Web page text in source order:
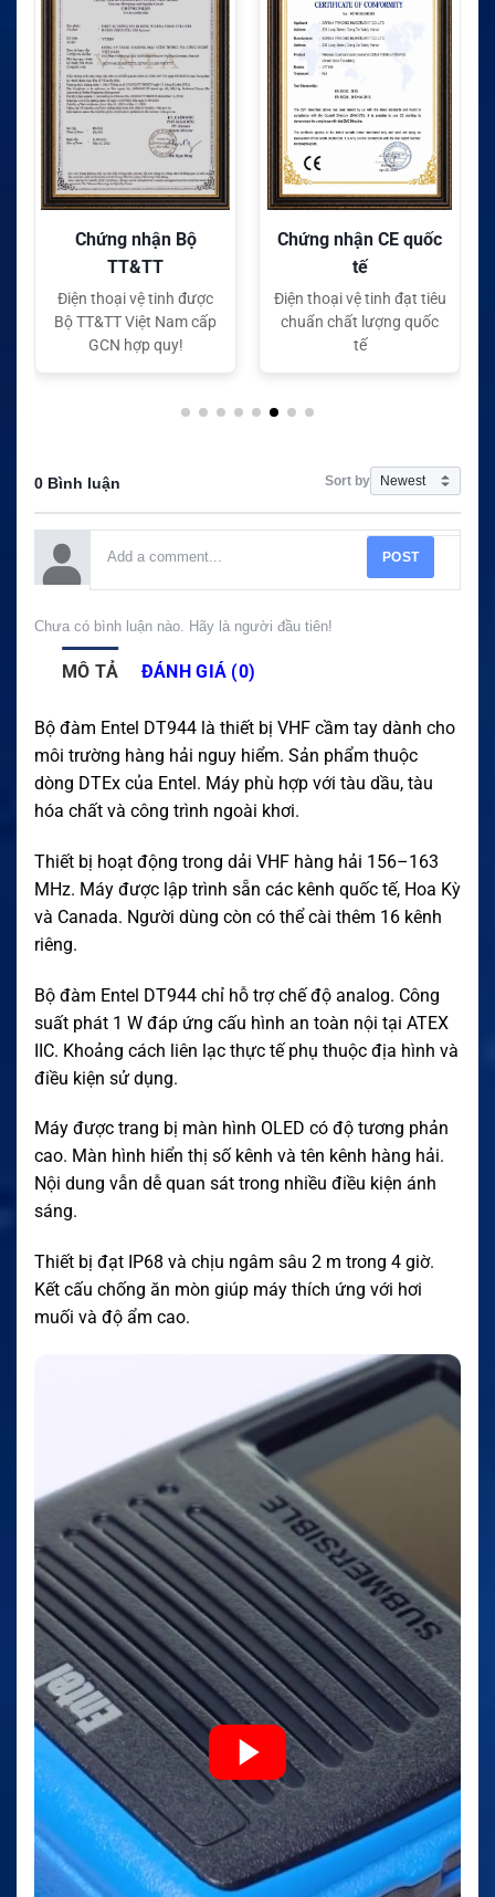
Chứng nhận CE quốc
Điện thoại vệ tinh đạt tiêu
chuẩn chất lượng quốc
tế
Chứng nhận FC quốc
Điện thoại vệ tinh đạt tiêu
chuẩn chất lượng quốc
0 Bình luận Sort by
POST
Chưa có bình luận nào. Hãy là người đầu tiên!
MÔ TẢ ĐÁNH GIÁ (0)
Bộ đàm Entel DT944 là thiết bị VHF cầm tay dành cho
môi trường hàng hải nguy hiểm. Sản phẩm thuộc
dòng DTEx của Entel. Máy phù hợp với tàu dầu, tàu
hóa chất và công trình ngoài khơi.
Thiết bị hoạt động trong dải VHF hàng hải 156–163
MHz. Máy được lập trình sẵn các kênh quốc tế, Hoa Kỳ
và Canada. Người dùng còn có thể cài thêm 16 kênh
riêng.
Bộ đàm Entel DT944 chỉ hỗ trợ chế độ analog. Công
suất phát 1 W đáp ứng cấu hình an toàn nội tại ATEX
IIC. Khoảng cách liên lạc thực tế phụ thuộc địa hình và
điều kiện sử dụng.
Máy được trang bị màn hình OLED có độ tương phản
cao. Màn hình hiển thị số kênh và tên kênh hàng hải.
Nội dung vẫn dễ quan sát trong nhiều điều kiện ánh
sáng.
Thiết bị đạt IP68 và chịu ngâm sâu 2 m trong 4 giờ.
Kết cấu chống ăn mòn giúp máy thích ứng với hơi
muối và độ ẩm cao.